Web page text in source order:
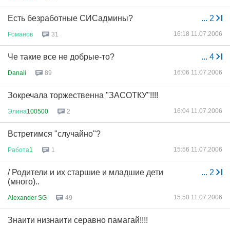
... 2
Есть безработные СИСадмины?
Романов 31 16:18 11.07.2006
... 4
Че такие все не добрые-то?
Danaii 89 16:06 11.07.2006
Зокречала торжественна "ЗАСОТКУ"!!!!
Элина100500 2 16:04 11.07.2006
Встретимся "случайно"?
Работа1 1 15:56 11.07.2006
... 2
/ Родители и их старшие и младшие дети
(много)..
Alexander SG 49 15:50 11.07.2006
Знаити низнаити серавно памагай!!!!